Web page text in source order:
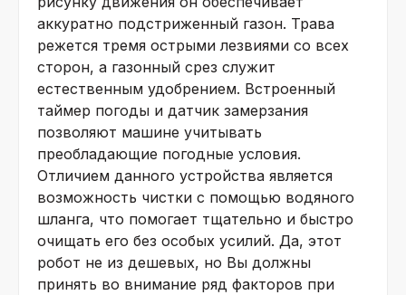
аккуратно подстриженный газон. Трава
режется тремя острыми лезвиями со всех
сторон, а газонный срез служит
естественным удобрением. Встроенный
таймер погоды и датчик замерзания
позволяют машине учитывать
преобладающие погодные условия.
Отличием данного устройства является
возможность чистки с помощью водяного
шланга, что помогает тщательно и быстро
очищать его без особых усилий. Да, этот
робот не из дешевых, но Вы должны
принять во внимание ряд факторов при